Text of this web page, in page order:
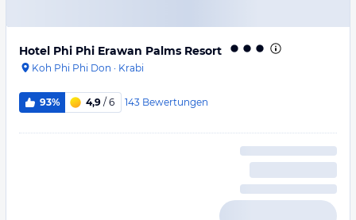
Hotel Phi Phi Erawan Palms Resort
Koh Phi Phi Don · Krabi
93% 4,9 / 6 143 Bewertungen